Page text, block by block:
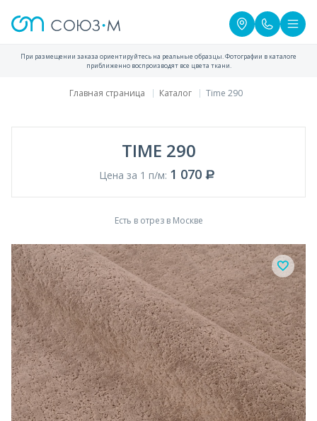
При размещении заказа ориентируйтесь на реальные образцы. Фотографии в каталоге
приближенно воспроизводят все цвета ткани.
Главная страница Каталог Time 290
TIME 290
Цена за 1 п/м: 1 070
Есть в отрез в Москве